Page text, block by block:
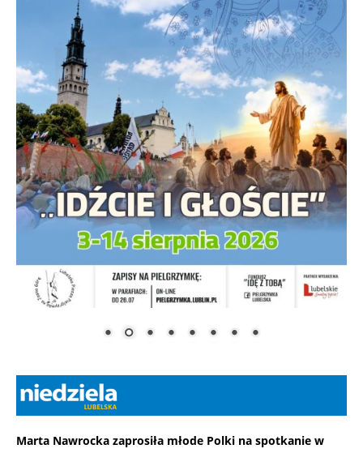
Marta Nawrocka zaprosiła młode Polki na spotkanie w